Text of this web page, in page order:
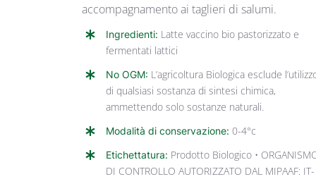
accompagnamento ai taglieri di salumi.
Ingredienti: Latte vaccino bio pastorizzato e
fermentati lattici
No OGM: L’agricoltura Biologica esclude
di qualsiasi sostanza di sintesi chimica,
ammettendo solo sostanze naturali.
Modalità di conservazione: 0-4°c
Etichettatura: Prodotto Biologico •
DI CONTROLLO AUTORIZZATO DAL MIPAAF: IT-